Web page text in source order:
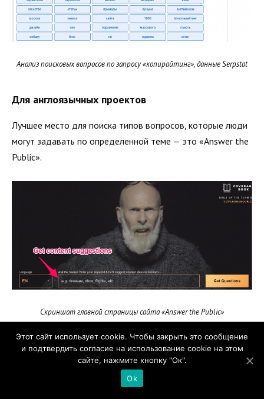
Анализ поисковых вопросов по запросу «копирайтинг», данные Serpstat
Для англоязычных проектов
Лучшее место для поиска типов вопросов, которые люди
могут задавать по определенной теме — это «Answer the
Public».
Скриншот главной страницы сайта «Answer the Public»
Предположим, вы хотите узнать больше о яблочном
пироге. Просто введите запрос, и вы получите массу идей
по вопросам, связанным с темой, на которые вы можете
ответить своим контентом.
Этот сайт использует cookie. Чтобы закрыть это сообщение
и подтвердить согласие на использование cookie на этом
сайте, нажмите кнопку "Ок".
Ok